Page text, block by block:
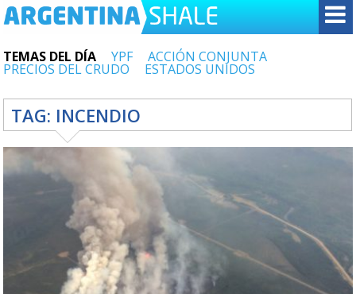
TEMAS DEL DÍA YPF ACCIÓN CONJUNTA
PRECIOS DEL CRUDO ESTADOS UNIDOS
TAG: INCENDIO